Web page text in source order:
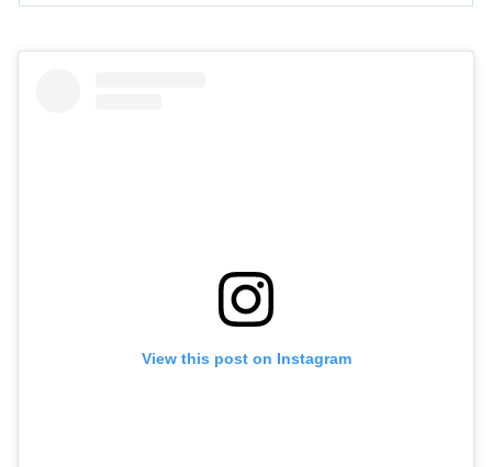
View this post on Instagram